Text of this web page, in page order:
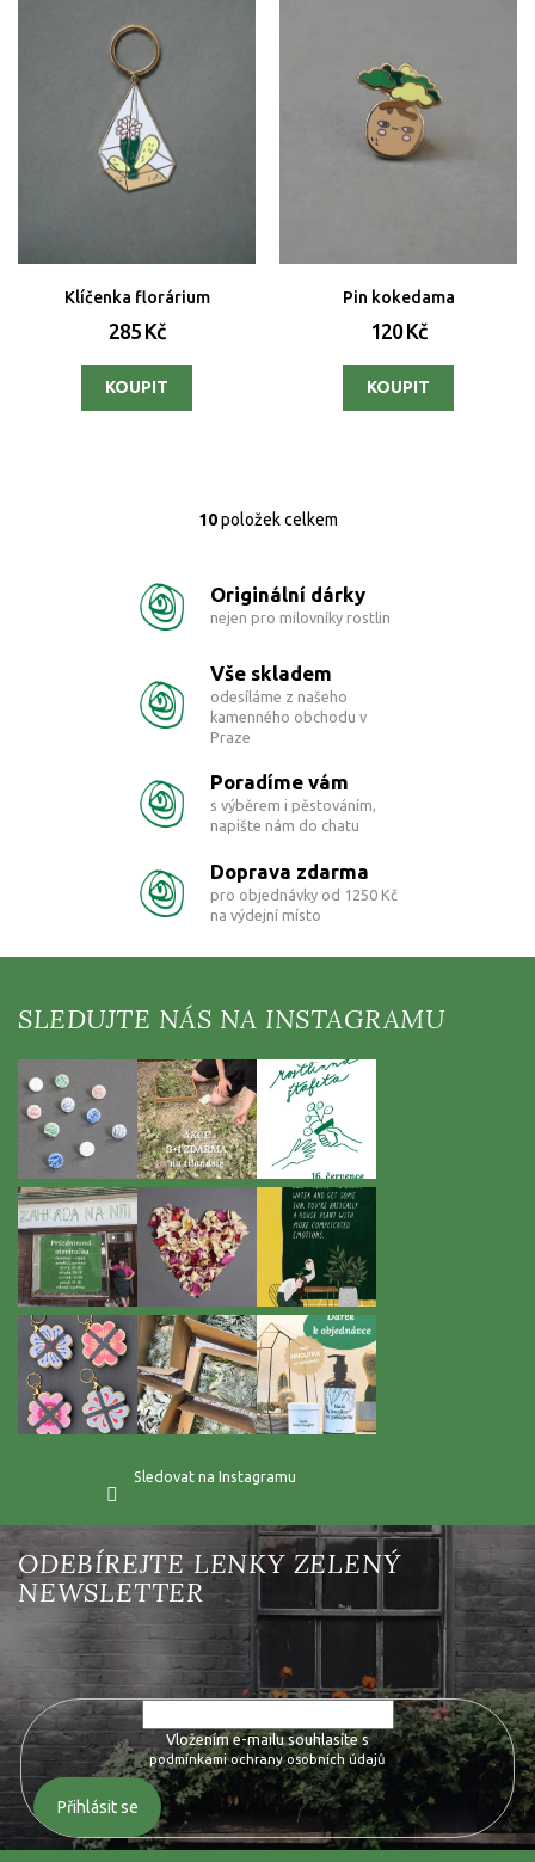
Klíčenka florárium
285 Kč
Pin kokedama
120 Kč
O
á
d
c
í
p
k
y
v
p
i
s
10položek celkem
Originální dárky
nejen pro milovníky rostlin
Vše skladem
odesíláme z našeho
kamenného obchodu v
Praze
Poradíme vám
s výběrem i pěstováním,
napište nám do chatu
Doprava zdarma
pro objednávky od 1250 Kč
na výdejní místo
Sledovat na Instagramu
Vložte svůj e-mail a my vám budeme zasílat informace o nových
produktech na našem e-shopu.
Vložením e-mailu souhlasíte s
podmínkami ochrany osobních údajů
Přihlásit se